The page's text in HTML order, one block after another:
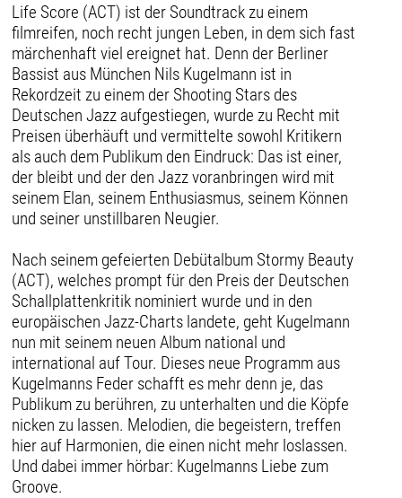
Life Score (ACT) ist der Soundtrack zu einem
filmreifen, noch recht jungen Leben, in dem sich fast
märchenhaft viel ereignet hat. Denn der Berliner
Bassist aus München Nils Kugelmann ist in
Rekordzeit zu einem der Shooting Stars des
Deutschen Jazz aufgestiegen, wurde zu Recht mit
Preisen überhäuft und vermittelte sowohl Kritikern
als auch dem Publikum den Eindruck: Das ist einer,
der bleibt und der den Jazz voranbringen wird mit
seinem Elan, seinem Enthusiasmus, seinem Können
und seiner unstillbaren Neugier.
Nach seinem gefeierten Debütalbum Stormy Beauty
(ACT), welches prompt für den Preis der Deutschen
Schallplattenkritik nominiert wurde und in den
europäischen Jazz-Charts landete, geht Kugelmann
nun mit seinem neuen Album national und
international auf Tour. Dieses neue Programm aus
Kugelmanns Feder schafft es mehr denn je, das
Publikum zu berühren, zu unterhalten und die Köpfe
nicken zu lassen. Melodien, die begeistern, treffen
hier auf Harmonien, die einen nicht mehr loslassen.
Und dabei immer hörbar: Kugelmanns Liebe zum
Groove.